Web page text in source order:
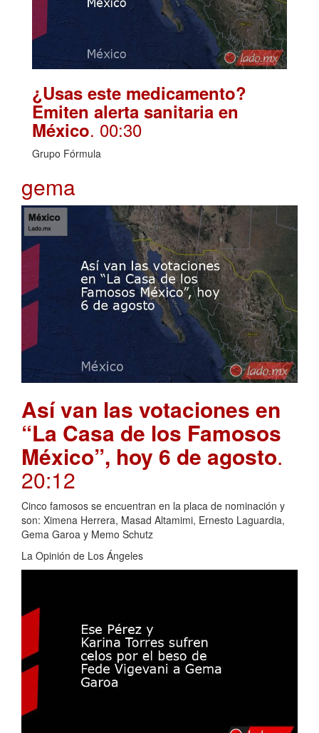
¿Usas este medicamento?
Emiten alerta sanitaria en
México. 00:30
Grupo Fórmula
gema
Así van las votaciones en
“La Casa de los Famosos
México”, hoy 6 de agosto.
20:12
Cinco famosos se encuentran en la placa de nominación y
son: Ximena Herrera, Masad Altamimi, Ernesto Laguardia,
Gema Garoa y Memo Schutz
La Opinión de Los Ángeles